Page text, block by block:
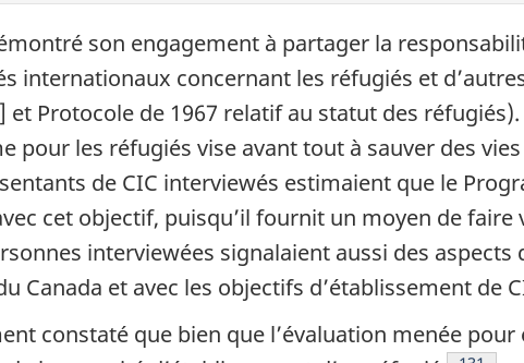
son engagement à partager la
internationaux concernant les réfugiés et
et Protocole de 1967 relatif au statut des
pour les réfugiés vise avant tout à sauver des
de CIC interviewés estimaient que le
cet objectif, puisqu’il fournit un moyen de
interviewées signalaient aussi des
Canada et avec les objectifs d’établissement de
constaté que bien que l’évaluation menée